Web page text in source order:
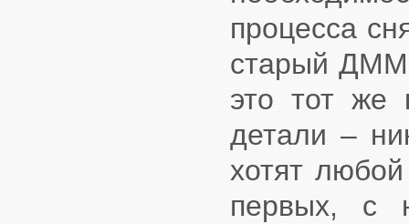
процесса
старый ДММ
это тот же
детали –
хотят
первых, с